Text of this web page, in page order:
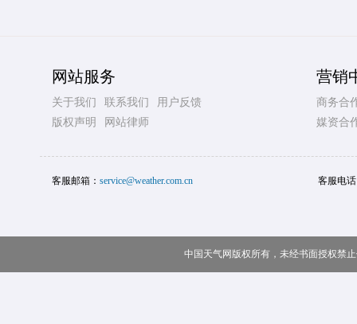
网站服务
关于我们 联系我们
用户反馈
版权声明
网站律师
营销
商务合
媒资合
客服邮箱： service@weather.com.cn 客服电
中国天气网版权所有，未经书面授权